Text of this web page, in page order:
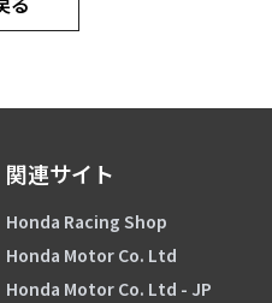
関連サイト
Honda Racing Shop
Honda Motor Co. Ltd
Honda Motor Co. Ltd - JP